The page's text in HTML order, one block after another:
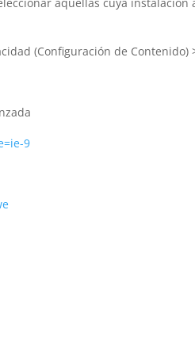
(Configuración de Contenido)
9